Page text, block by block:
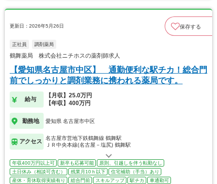
更新日：2026年5月26日 保存する
正社員 調剤薬局
鶴舞薬局 株式会社ニチホスの薬剤師求人
【愛知県名古屋市中区】 通勤便利な駅チカ！総合門
前でしっかりと調剤業務に携われる薬局です。
給与
【月収】25.0万円
【年収】400万円
勤務地 愛知県 名古屋市中区
アクセス
名古屋市営地下鉄鶴舞線 鶴舞駅
ＪＲ中央本線(名古屋－塩尻) 鶴舞駅
年収400万円以上可 新卒も応募可能
原則、引越しを伴う転勤なし
土日休み（相談可含む）
残業月10ｈ以下
住宅補助（手当）あり
産休・育休取得実績有り
総合門前 スキルアップ 駅チカ
車通勤可